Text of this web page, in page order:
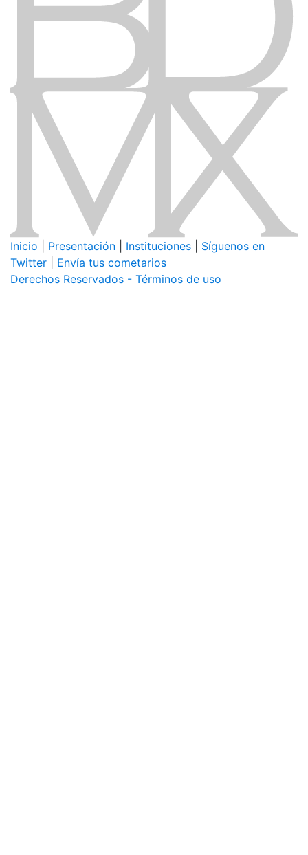
Inicio Presentación Instituciones
Síguenos en
Twitter
Envía tus cometarios
Derechos Reservados - Términos de uso